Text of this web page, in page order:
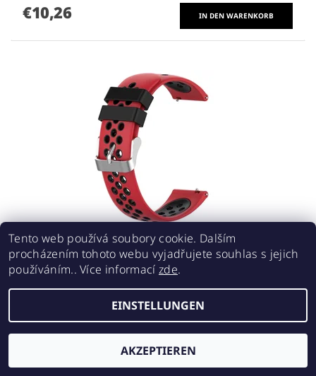
€10,26
ROT-SCHWARZES PERFORIERTES ARMBAND 22
MM
€9,07
Tento web používá soubory cookie. Dalším
procházením tohoto webu vyjadřujete souhlas s jejich
používáním.. Více informací zde.
EINSTELLUNGEN
AKZEPTIEREN